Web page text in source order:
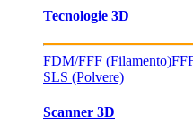
Tecnologie 3D
FDM/FFF (Filamento)
SLS (Polvere)
Scanner 3D